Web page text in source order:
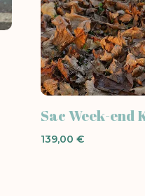
Sac Week-end
139,00 €